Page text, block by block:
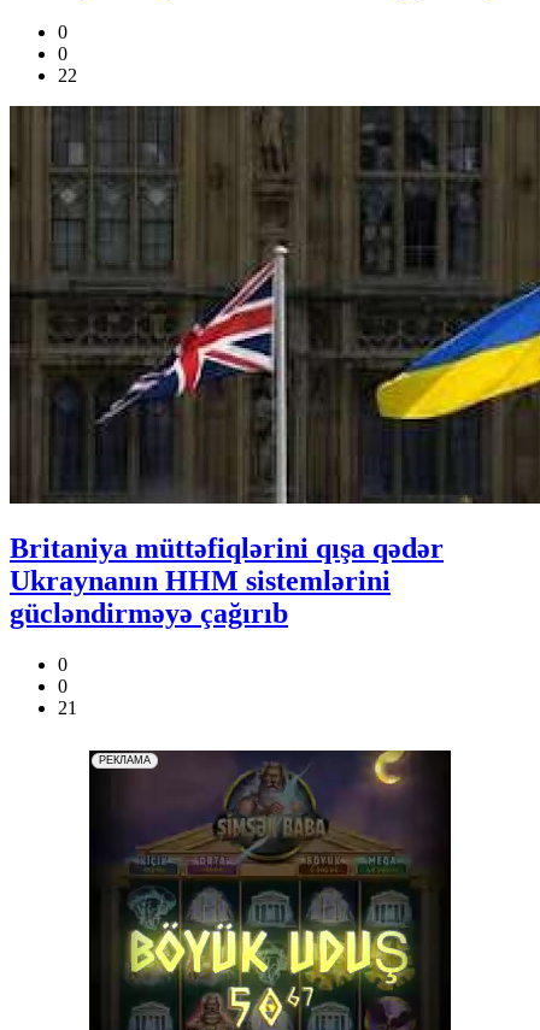
0
0
22
Britaniya müttəfiqlərini qışa qədər
Ukraynanın HHM sistemlərini
gücləndirməyə çağırıb
0
0
21